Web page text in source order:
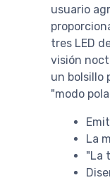
usuario
tres LED
visión
un bolsillo
"modo
La
"La